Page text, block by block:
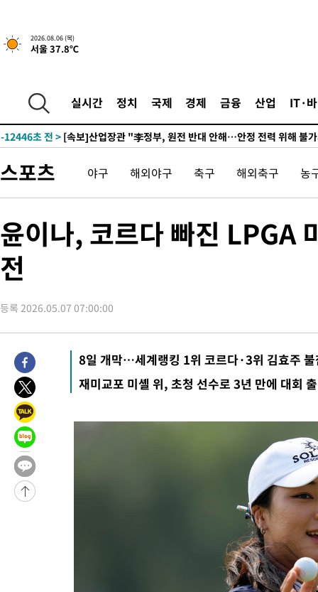
2026.08.06 (목)
서울 37.8℃
실시간 정치 국제 경제 금융 산업 IT·
-23710초 전 >손흥민, 5경기 연속골 실패…LAFC는 승부차기 끝 과달라하라
-16311초 전 > 내일까지 39도 '펄펄'…기상청 "태풍 지나며 폭염 잠시 꺾인
-15926초 전 >
"美간섭에 합의 지연"…트럼프, '이란 호르무즈 통제권' 수용
-12446초 전 >
-11143초 전 > [속보]경찰, '홍명보 선임 논란' 대한축구협회·축구회관 등 압
상
-10323초 전 >
[속보]코스피 매도사이드카 발동…4%대 급락
-9595초 전 >[속보]전남광주 초대 시민추천 부시장에 백승주·윤난실
-5723초 전 >[속보]코스닥, 2.15포인트(0.27%) 내린 797.44 출발
-5706초 전 >
-2153초 전 >
8분 전 >미 워싱턴주 스포캔 시의 통제불능 3개 산불, 방화선 일부 구축
2시간 전 >[속보] 호르무즈 해협 이란-오만 협상 기대속 뉴욕증시 혼조 마감
0.49%↑
-29291초 전 >
[속보]코스닥, 800p 회복…0.26% 오른 801.67 마감
-29221초 전 >
[속보]코스피, 301.88포인트(4.58%) 내린 6296.38 마감
-29086초 전 >
[속보]원·달러 환율, 0.7원 내린 1423.8원 마감
-26685초 전 >
-23730초 전 >
손흥민, 5경기 연속골 실패…LAFC는 승부차기 끝 과달라하라
-16331초 전 >
내일까지 39도 '펄펄'…기상청 "태풍 지나며 폭염 잠시 꺾인
-15968초 전 >
트럼프, 한국계 진보 주지사 후보 맹공…"공산주의가 최대 위
-15946초 전 >
"美간섭에 합의 지연"…트럼프, '이란 호르무즈 통제권' 수용
[속보]산업장관 "李정부, 원전 반대 안해…안정 전력 위해 불
[속보]경찰, '홍명보 선임 논란' 대한축구협회·축구회관 등 압
[속보]산업장관 "美무역법 제301조 과잉생산 결과 발표 8월
[속보]코스피 매도사이드카 발동…4%대 급락
스포츠 야구 해외야구 축구 해외축구 농
윤이나, 코르다 빠진 LPGA
전
등록 2026.05.07 07:00:00
8일 개막…세계랭킹 1위 코르다·3위 김효주 불
재미교포 미셸 위, 초청 선수로 3년 만에 대회